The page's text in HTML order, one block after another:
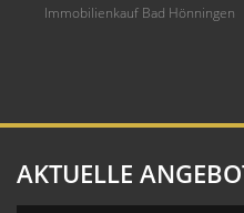
Immobilienkauf Bad Hönningen
AKTUELLE